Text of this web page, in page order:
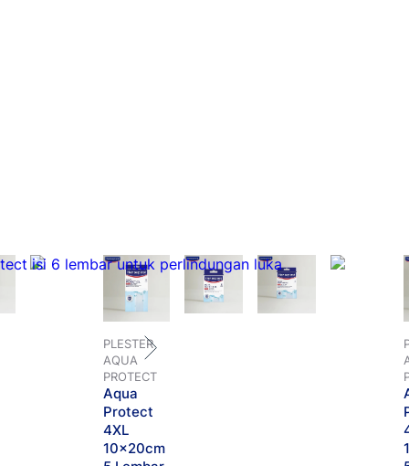
PLESTER
AQUA
PROTECT
Aqua
Protect
4XL
10x20cm